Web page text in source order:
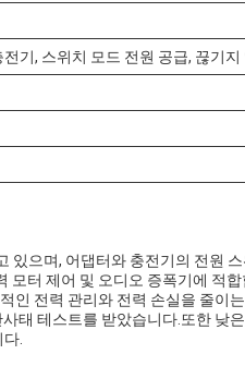
기, 스위치 모드 전원 공급, 끊기
있으며, 어댑터와 충전기의 전원
모터 제어 및 오디오 증폭기에 적합
인 전력 관리와 전력 손실을 줄이
태 테스트를 받았습니다.또한 낮
.